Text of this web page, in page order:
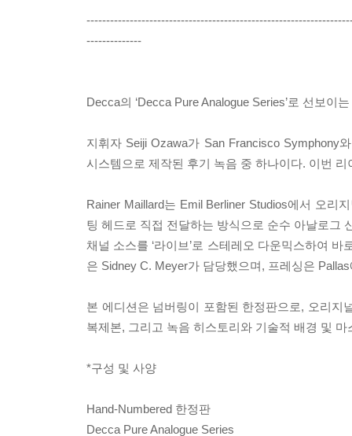
--------------
Decca의 ‘Decca Pure Analogue Series’로 선보이
지휘자 Seiji Ozawa가 San Francisco Symphony
시스템으로 제작된 후기 녹음 중 하나이다. 이번
Rainer Maillard는 Emil Berliner Studios에서 오리
팅 헤드로 직접 전달하는 방식으로 순수 아날로그
채널 소스를 ‘라이브’로 스테레오 다운믹스하여
은 Sidney C. Meyer가 담당했으며, 프레싱은
본 에디션은 넘버링이 포함된 한정판으로, 오리
복제본, 그리고 녹음 히스토리와 기술적 배경 및
*구성 및 사양
Hand-Numbered 한정판
Decca Pure Analogue Series